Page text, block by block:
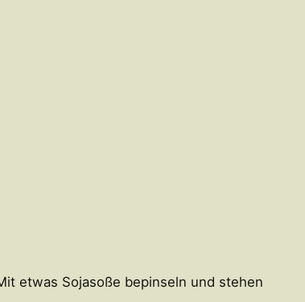
etwas Sojasoße bepinseln und stehen